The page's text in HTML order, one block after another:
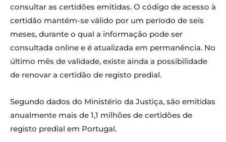
consultar as certidões emitidas. O código de acesso à
certidão mantém-se válido por um período de seis
meses, durante o qual a informação pode ser
consultada online e é atualizada em permanência. No
último mês de validade, existe ainda a possibilidade
de renovar a certidão de registo predial.
Segundo dados do Ministério da Justiça, são emitidas
anualmente mais de 1,1 milhões de certidões de
registo predial em Portugal.